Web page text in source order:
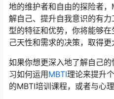
地的维护者和自由的探险者
解自己、提升自我意识的有
型的特征和优势，你将能够
己天性和需求的决策，取得更
如果你想更深入地了解自己
习如何运用MBTI理论来提升
的MBTI培训课程，或者与心